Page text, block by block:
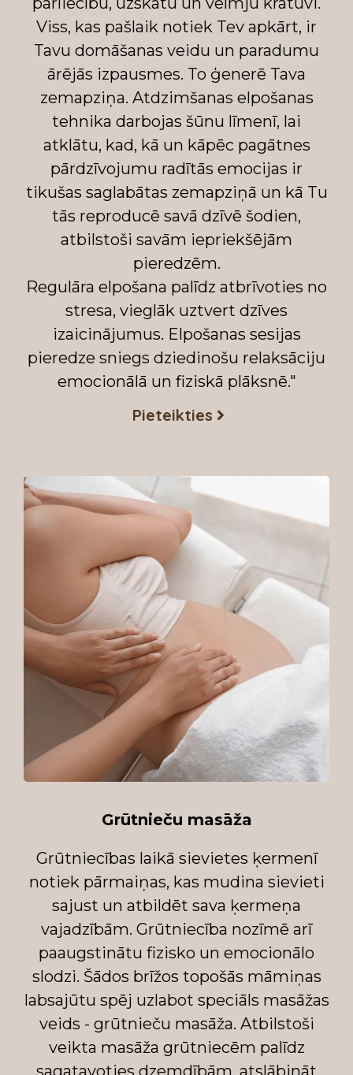
Viss, kas pašlaik notiek Tev apkārt, ir
Tavu domāšanas veidu un paradumu
ārējās izpausmes. To ģenerē Tava
zemapziņa. Atdzimšanas elpošanas
tehnika darbojas šūnu līmenī, lai
atklātu, kad, kā un kāpēc pagātnes
pārdzīvojumu radītās emocijas ir
tikušas saglabātas zemapziņā un kā Tu
tās reproducē savā dzīvē šodien,
atbilstoši savām iepriekšējām
pieredzēm.
Regulāra elpošana palīdz atbrīvoties no
stresa, vieglāk uztvert dzīves
izaicinājumus. Elpošanas sesijas
pieredze sniegs dziedinošu relaksāciju
emocionālā un fiziskā plāksnē."
Pieteikties
Grūtnieču masāža
Grūtniecības laikā sievietes ķermenī
notiek pārmaiņas, kas mudina sievieti
sajust un atbildēt sava ķermeņa
vajadzībām. Grūtniecība nozīmē arī
paaugstinātu fizisko un emocionālo
slodzi. Šādos brīžos topošās māmiņas
labsajūtu spēj uzlabot speciāls masāžas
veids - grūtnieču masāža. Atbilstoši
veikta masāža grūtniecēm palīdz
sagatavoties dzemdībām, atslābināt